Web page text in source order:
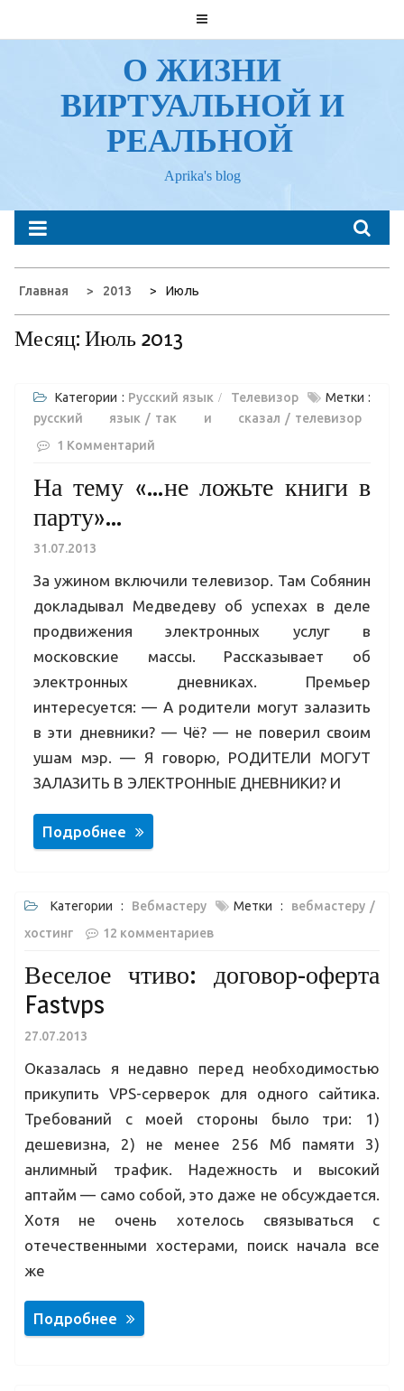
О ЖИЗНИ
ВИРТУАЛЬНОЙ И
РЕАЛЬНОЙ
Aprika's blog
Главная 2013 Июль
Месяц: Июль 2013
Категории : Русский язык Телевизор
Метки :
русский язык
так и сказал
телевизор
1 Комментарий
На тему «…не ложьте книги в
парту»…
31.07.2013
За ужином включили телевизор. Там Собянин
докладывал Медведеву об успехах в деле
продвижения электронных услуг в
московские массы. Рассказывает об
электронных дневниках. Премьер
интересуется: — А родители могут залазить
в эти дневники? — Чё? — не поверил своим
ушам мэр. — Я говорю, РОДИТЕЛИ МОГУТ
ЗАЛАЗИТЬ В ЭЛЕКТРОННЫЕ ДНЕВНИКИ? И
Подробнее
Категории : Вебмастеру Метки : вебмастеру
хостинг
12 комментариев
Веселое чтиво: договор-оферта
Fastvps
27.07.2013
Оказалась я недавно перед необходимостью
прикупить VPS-серверок для одного сайтика.
Требований с моей стороны было три: 1)
дешевизна, 2) не менее 256 Мб памяти 3)
анлимный трафик. Надежность и высокий
аптайм — само собой, это даже не обсуждается.
Хотя не очень хотелось связываться с
отечественными хостерами, поиск начала все
же
Подробнее